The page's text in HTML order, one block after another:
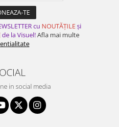
cu NOUTĂȚILEși
de la Visuel!Afla mai multe
in social media